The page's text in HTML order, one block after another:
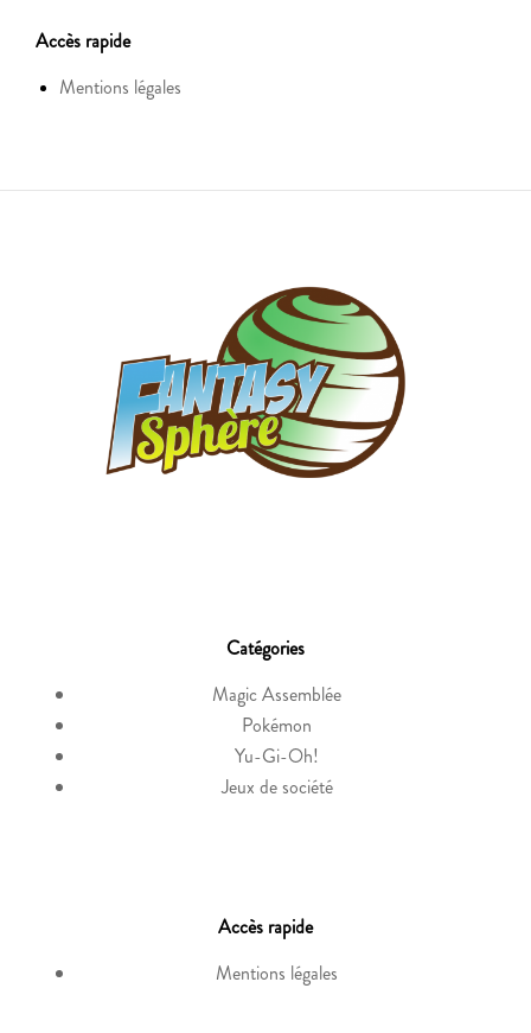
Accès rapide
Mentions légales
Catégories
Magic Assemblée
Pokémon
Yu-Gi-Oh!
Jeux de société
Accès rapide
Mentions légales